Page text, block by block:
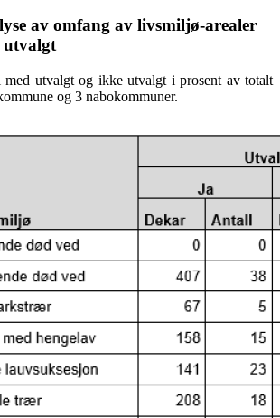
av omfang av livsmiljø-arealer
utvalgt
med utvalgt og ikke utvalgt i prosent av totalt
og 3 nabokommuner.